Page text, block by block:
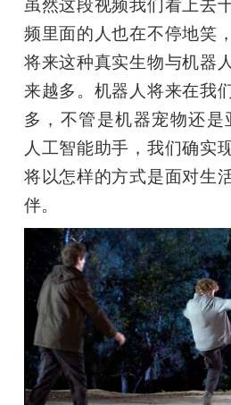
频里面的人也在不停地笑
将来这种真实生物与机器
来越多。机器人将来在我
多，不管是机器宠物还
人工智能助手，我们确实
将以怎样的方式是面对生
伴。